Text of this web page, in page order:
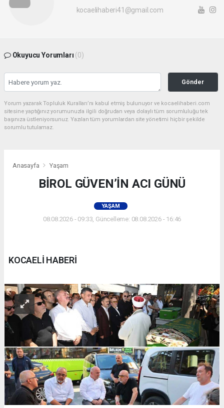
kocaelihaberi41@gmail.com
Okuyucu Yorumları (0)
Gönder
Yorum yazarak Topluluk Kuralları’nı kabul etmiş bulunuyor ve kocaelihaberi.com
sitesine yaptığınız yorumunuzla ilgili doğrudan veya dolaylı tüm sorumluluğu tek
başınıza üstleniyorsunuz. Yazılan tüm yorumlardan site yönetimi hiçbir şekilde
sorumlu tutulamaz.
Anasayfa Yaşam
BİROL GÜVEN’İN ACI GÜNÜ
YAŞAM
08.08.2026 - 09:33, Güncelleme: 08.08.2026 - 16:46
KOCAELİ HABERİ